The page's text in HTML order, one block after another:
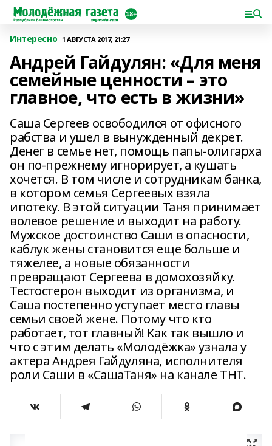
Интересно 1 АВГУСТА 2017, 21:27
Андрей Гайдулян: «Для меня
семейные ценности – это
главное, что есть в жизни»
Саша Сергеев освободился от офисного
рабства и ушел в вынужденный декрет.
Денег в семье нет, помощь папы-олигарха
он по-прежнему игнорирует, а кушать
хочется. В том числе и сотрудникам банка,
в котором семья Сергеевых взяла
ипотеку. В этой ситуации Таня принимает
волевое решение и выходит на работу.
Мужское достоинство Саши в опасности,
каблук жены становится еще больше и
тяжелее, а новые обязанности
превращают Сергеева в домохозяйку.
Тестостерон выходит из организма, и
Саша постепенно уступает место главы
семьи своей жене. Потому что кто
работает, тот главный! Как так вышло и
что с этим делать «Молодёжка» узнала у
актера Андрея Гайдуляна, исполнителя
роли Саши в «СашаТаня» на канале ТНТ.